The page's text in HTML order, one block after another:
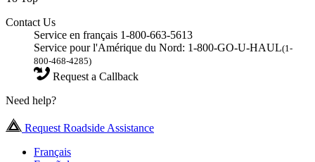
Contact Us
Service en français 1-800-663-5613
Service pour l'Amérique du Nord: 1-800-GO-U-HAUL(1-
800-468-4285)
Request a Callback
Need help?
Request Roadside Assistance
Français